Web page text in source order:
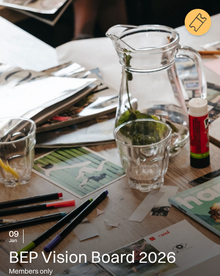
09
Jan
BEP Vision Board 2026
Members only